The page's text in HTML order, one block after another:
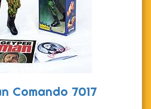
Comando 7017